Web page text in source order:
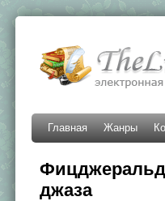
Главная Жанры
Фицджеральд
джаза